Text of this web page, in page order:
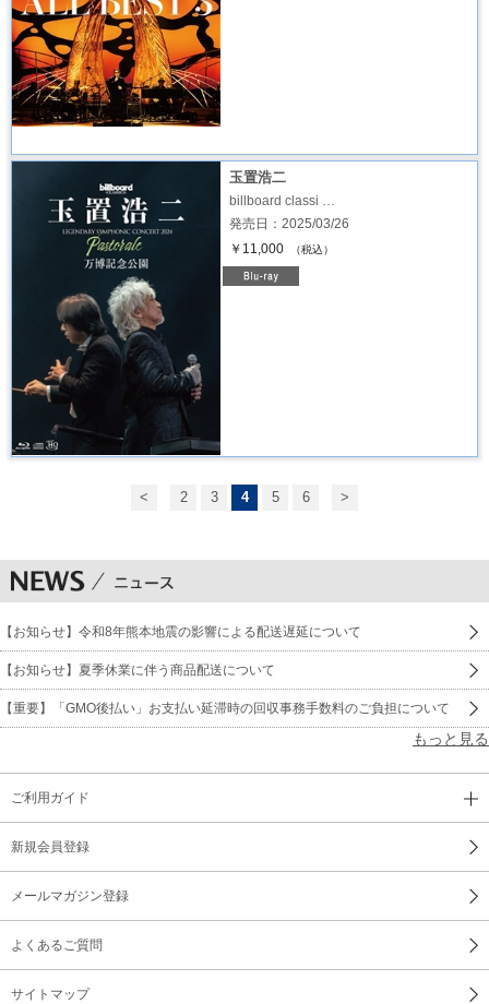
玉置浩二
billboard classi …
発売日：2025/03/26
￥11,000
（税込）
< 2 3 4 5 6 >
【お知らせ】令和8年熊本地震の影響による配送遅延について
【お知らせ】夏季休業に伴う商品配送について
【重要】「GMO後払い」お支払い延滞時の回収事務手数料のご負担について
もっと見る
ご利用ガイド
新規会員登録
メールマガジン登録
よくあるご質問
サイトマップ